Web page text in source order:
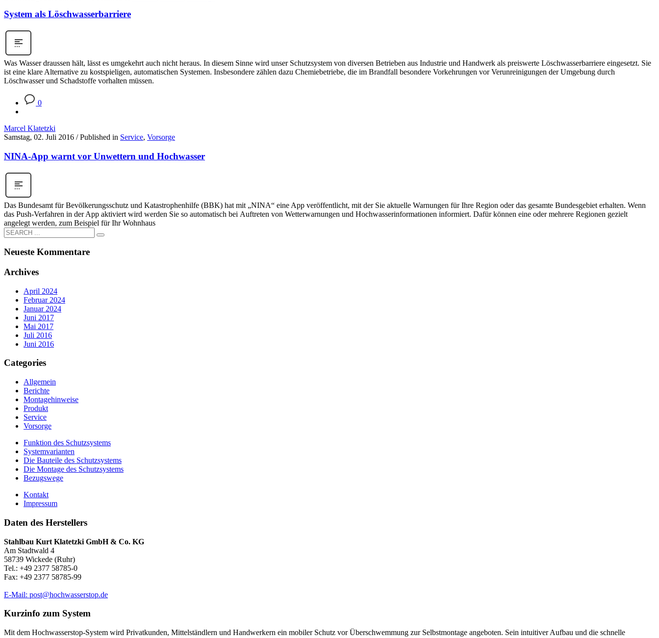
System als Löschwasserbarriere
Was Wasser draussen hält, lässt es umgekehrt auch nicht heraus. In diesem Sinne wird unser Schutzsystem von diversen Betrieben aus Industrie und Handwerk als preiswerte Löschwasserbarriere eingesetzt. Sie
ist eine klare Alternative zu kostspieligen, automatischen Systemen. Insbesondere zählen dazu Chemiebetriebe, die im Brandfall besondere Vorkehrungen vor Verunreinigungen der Umgebung durch
Löschwasser und Schadstoffe vorhalten müssen.
0
Marcel Klatetzki
Samstag, 02. Juli 2016 / Published in Service, Vorsorge
NINA-App warnt vor Unwettern und Hochwasser
Das Bundesamt für Bevölkerungsschutz und Katastrophenhilfe (BBK) hat mit „NINA“ eine App veröffentlicht, mit der Sie aktuelle Warnungen für Ihre Region oder das gesamte Bundesgebiet erhalten. Wenn
das Push-Verfahren in der App aktiviert wird werden Sie so automatisch bei Auftreten von Wetterwarnungen und Hochwasserinformationen informiert. Dafür können eine oder mehrere Regionen gezielt
angelegt werden, zum Beispiel für Ihr Wohnhaus
Neueste Kommentare
Archives
April 2024
Februar 2024
Januar 2024
Juni 2017
Mai 2017
Juli 2016
Juni 2016
Categories
Allgemein
Berichte
Montagehinweise
Produkt
Service
Vorsorge
Funktion des Schutzsystems
Systemvarianten
Die Bauteile des Schutzsystems
Die Montage des Schutzsystems
Bezugswege
Kontakt
Impressum
Daten des Herstellers
Stahlbau Kurt Klatetzki GmbH & Co. KG
Am Stadtwald 4
58739 Wickede (Ruhr)
Tel.: +49 2377 58785-0
Fax: +49 2377 58785-99
E-Mail: post@hochwasserstop.de
Kurzinfo zum System
Mit dem Hochwasserstop-System wird Privatkunden, Mittelständlern und Handwerkern ein mobiler Schutz vor Überschwemmung zur Selbstmontage angeboten. Sein intuitiver Aufbau und die schnelle